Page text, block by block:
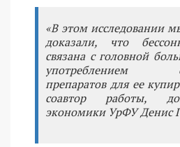
«В этом исследовании
доказали, что
связана с головной
употреблением
препаратов для ее
соавтор работы,
экономики УрФУ Денис